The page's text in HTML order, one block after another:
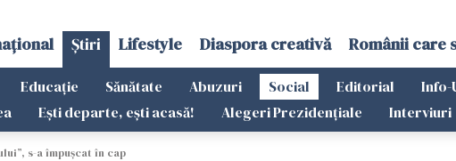
Știri Lifestyle Diaspora creativă Românii care
Educație Sănătate Abuzuri Social Editorial Info-
Ești departe, ești acasă! Alegeri Prezidențiale Interviuri
s-a împușcat în cap